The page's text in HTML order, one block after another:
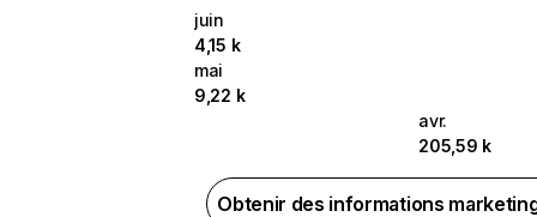
juin
4,15 k
mai
9,22 k
avr.
205,59 k
Obtenir des informations